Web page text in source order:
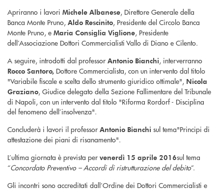
Apriranno i lavori Michele Albanese, Direttore Generale della
Banca Monte Pruno, Aldo Rescinito, Presidente del Circolo Banca
Monte Pruno, e Maria Consiglia Viglione, Presidente
dell’Associazione Dottori Commercialisti Vallo di Diano e Cilento.
A seguire, introdotti dal professor Antonio Bianchi, interverranno
Rocco Santoro, Dottore Commercialista, con un intervento dal titolo
"Variabile fiscale e scelta dello strumento giuridico ottimale", Nicola
Graziano, Giudice delegato della Sezione Fallimentare del Tribunale
di Napoli, con un intervento dal titolo "Riforma Rordorf - Disciplina
del fenomeno dell’insolvenza".
Concluderà i lavori il professor Antonio Bianchi sul tema"Principi di
attestazione dei piani di risanamento".
L’ultima giornata è prevista per venerdì 15 aprile 2016sul tema
“Concordato Preventivo – Accordi di ristrutturazione del debito”.
Gli incontri sono accreditati dall’Ordine dei Dottori Commercialisti e